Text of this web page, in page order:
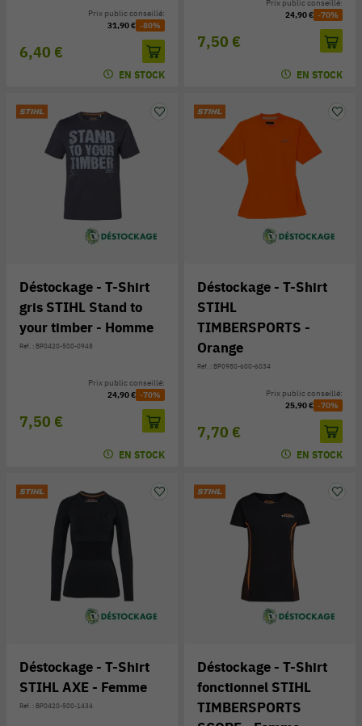
6,40 €
Prix public conseillé:
31,90 € -80%
EN STOCK
7,50 €
Prix public conseillé:
24,90 € -70%
EN STOCK
Déstockage - T-Shirt
gris STIHL Stand to
your timber - Homme
Réf. : BP0420-500-0948
7,50 €
Prix public conseillé:
24,90 € -70%
EN STOCK
Déstockage - T-Shirt
STIHL
TIMBERSPORTS -
Orange
Réf. : BP0980-600-6034
7,70 €
Prix public conseillé:
25,90 € -70%
EN STOCK
Déstockage - T-Shirt
STIHL AXE - Femme
Réf. : BP0420-500-1434
Déstockage - T-Shirt
fonctionnel STIHL
TIMBERSPORTS